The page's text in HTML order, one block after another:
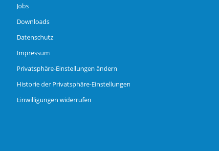
Jobs
Downloads
Datenschutz
Impressum
Privatsphäre-Einstellungen ändern
Historie der Privatsphäre-Einstellungen
Einwilligungen widerrufen